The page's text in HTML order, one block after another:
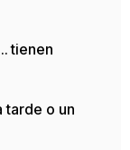
tienen
tarde o un